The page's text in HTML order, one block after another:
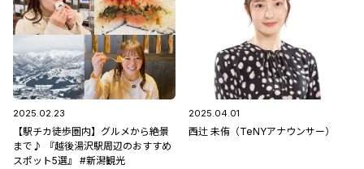
2025.02.23
【駅チカ徒歩圏内】グルメから絶景
まで♪ 『越後湯沢駅周辺のおすすめ
スポット5選』 #新潟観光
2025.04.01
西辻 未侑（TeNYアナウンサー）